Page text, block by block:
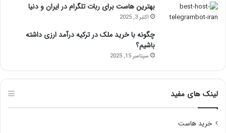
بهترین هاست برای ربات تلگرام در ایران و دنیا
اکتبر 3, 2025
چگونه با خرید ملک در ترکیه درآمد ارزی داشته
باشیم؟
سپتامبر 15, 2025
لینک های مفید
خرید هاست